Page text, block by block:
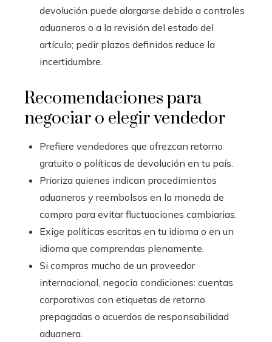
devolución puede alargarse debido a controles
aduaneros o a la revisión del estado del
artículo; pedir plazos definidos reduce la
incertidumbre.
Recomendaciones para
negociar o elegir vendedor
Prefiere vendedores que ofrezcan retorno
gratuito o políticas de devolución en tu país.
Prioriza quienes indican procedimientos
aduaneros y reembolsos en la moneda de
compra para evitar fluctuaciones cambiarias.
Exige políticas escritas en tu idioma o en un
idioma que comprendas plenamente.
Si compras mucho de un proveedor
internacional, negocia condiciones: cuentas
corporativas con etiquetas de retorno
prepagadas o acuerdos de responsabilidad
aduanera.